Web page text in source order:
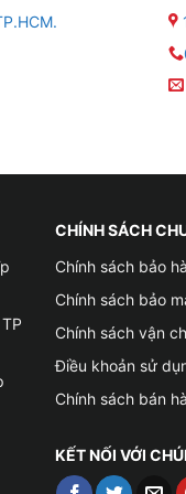
hợp nút bấm
còn có thể mở
CHÍNH SÁCH
Chính sách bảo
Chính sách bảo
Chính sách vận
Điều khoản sử
Chính sách bán
KẾT NỐI VỚI